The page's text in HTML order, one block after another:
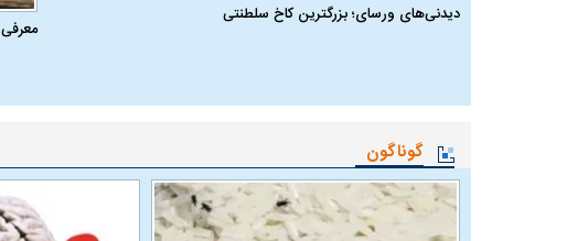
دیدنی‌های ورسای؛ بزرگترین کاخ سلطنتی
گوناگون